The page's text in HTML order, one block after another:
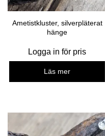
Ametistkluster, silverpläterat
hänge
Logga in för pris
Läs mer